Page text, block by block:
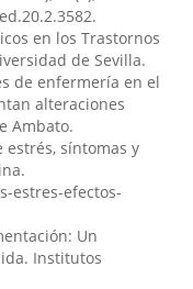
en los Trastornos
de Sevilla.
de enfermería en el
alteraciones
Ambato.
estrés, síntomas y
estres-efectos-
Un
Institutos